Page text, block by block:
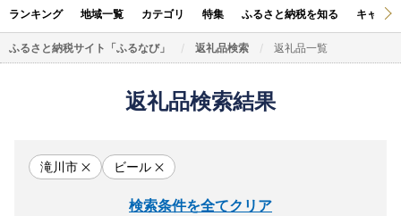
ランキング 地域一覧 カテゴリ 特集 ふるさと納税を知る キャン
ふるさと納税サイト「ふるなび」 返礼品検索 返礼品一覧
返礼品検索結果
滝川市 ビール
検索条件を全てクリア